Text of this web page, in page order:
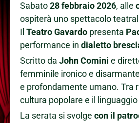
Sabato28 febbraio 2026, alle
ospiterà uno spettacolo
IlTeatro Gavardo presenta
performance indialetto
Scritto daJohn Comini e
femminile ironico e
e profondamente umano. Tra
cultura popolare e il
La serata si svolgecon il